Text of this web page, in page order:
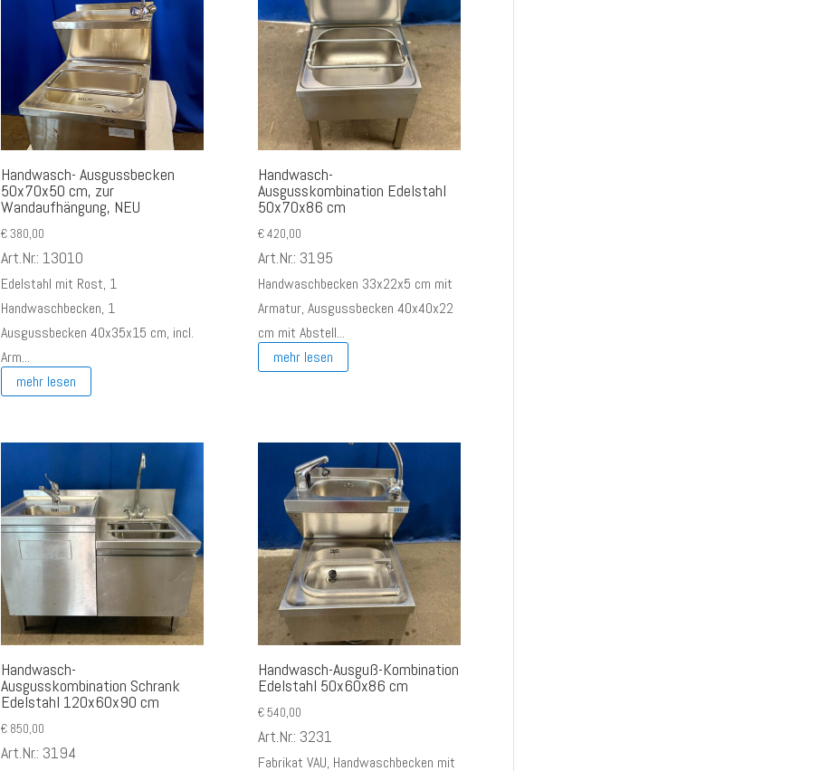
Handwasch- Ausgussbecken
50x70x50 cm, zur
Wandaufhängung, NEU
€380,00
Art.Nr.: 13010
Edelstahl mit Rost, 1
Handwaschbecken, 1
Ausgussbecken 40x35x15 cm, incl.
Arm...
mehr lesen
Handwasch-
Ausgusskombination Edelstahl
50x70x86 cm
€420,00
Art.Nr.: 3195
Handwaschbecken 33x22x5 cm mit
Armatur, Ausgussbecken 40x40x22
cm mit Abstell...
mehr lesen
Handwasch-
Ausgusskombination Schrank
Edelstahl 120x60x90 cm
€850,00
Art.Nr.: 3194
Handwasch-Ausguß-Kombination
Edelstahl 50x60x86 cm
€540,00
Art.Nr.: 3231
Fabrikat VAU, Handwaschbecken mit